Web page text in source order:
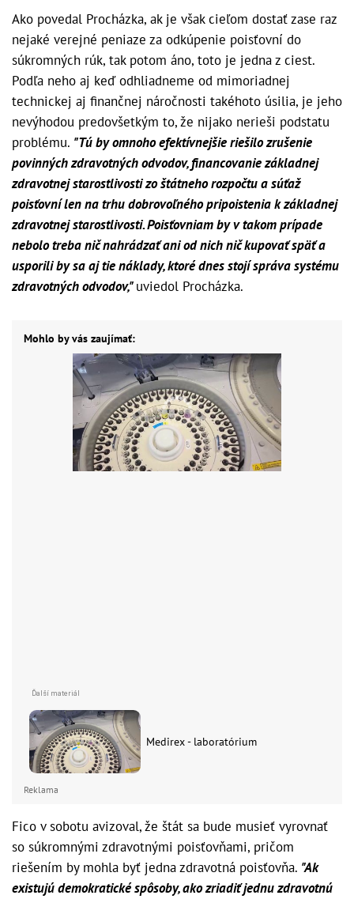
Ako povedal Procházka, ak je však cieľom dostať zase raz
nejaké verejné peniaze za odkúpenie poisťovní do
súkromných rúk, tak potom áno, toto je jedna z ciest.
Podľa neho aj keď odhliadneme od mimoriadnej
technickej aj finančnej náročnosti takéhoto úsilia, je jeho
nevýhodou predovšetkým to, že nijako nerieši podstatu
problému. "Tú by omnoho efektívnejšie riešilo zrušenie
povinných zdravotných odvodov, financovanie základnej
zdravotnej starostlivosti zo štátneho rozpočtu a súťaž
poisťovní len na trhu dobrovoľného pripoistenia k základnej
zdravotnej starostlivosti. Poisťovniam by v takom prípade
nebolo treba nič nahrádzať ani od nich nič kupovať späť a
usporili by sa aj tie náklady, ktoré dnes stojí správa systému
zdravotných odvodov,"uviedol Procházka.
Mohlo by vás zaujímať:
Medirex - laboratórium
Reklama
Fico v sobotu avizoval, že štát sa bude musieť vyrovnať
so súkromnými zdravotnými poisťovňami, pričom
riešením by mohla byť jedna zdravotná poisťovňa. "Ak
existujú demokratické spôsoby, ako zriadiť jednu zdravotnú